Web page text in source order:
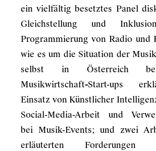
ein vielfältig besetztes Panel
Gleichstellung und
Programmierung von Radio und
wie es um die Situation der
selbst in Österreich
Musikwirtschaft-Start-ups
Einsatz von Künstlicher
Social-Media-Arbeit und
bei Musik-Events; und zwei
erläuterten